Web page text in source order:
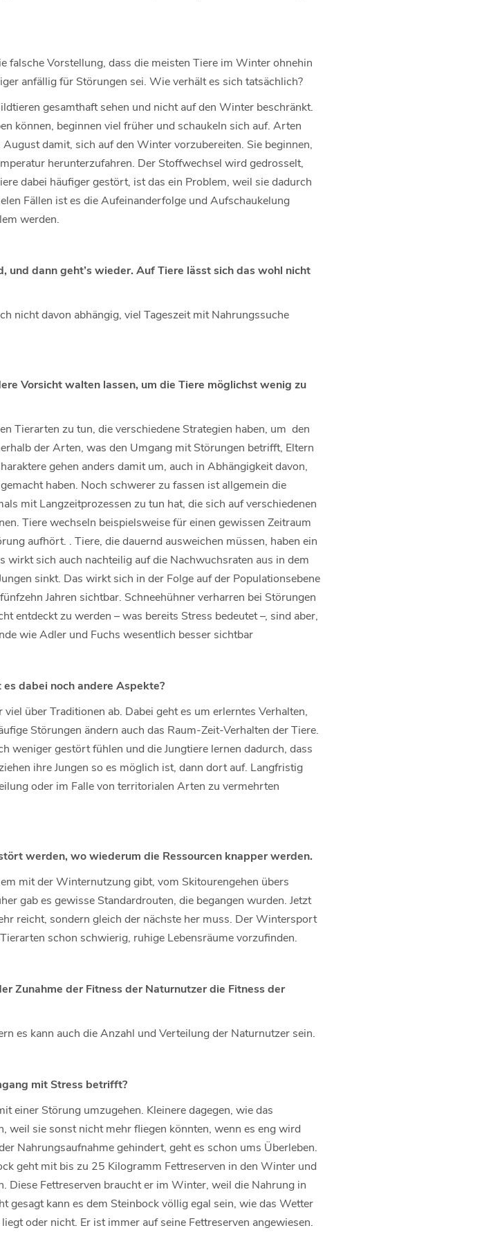
falsche Vorstellung, dass die meisten Tiere im Winter ohnehin
anfällig für Störungen sei. Wie verhält es sich tatsächlich?
gesamthaft sehen und nicht auf den Winter beschränkt.
können, beginnen viel früher und schaukeln sich auf. Arten
damit, sich auf den Winter vorzubereiten. Sie beginnen,
herunterzufahren. Der Stoffwechsel wird gedrosselt,
dabei häufiger gestört, ist das ein Problem, weil sie dadurch
Fällen ist es die Aufeinanderfolge und Aufschaukelung
werden.
dann geht’s wieder. Auf Tiere lässt sich das wohl nicht
nicht davon abhängig, viel Tageszeit mit Nahrungssuche
Vorsicht walten lassen, um die Tiere möglichst wenig zu
Tierarten zu tun, die verschiedene Strategien haben, um den
der Arten, was den Umgang mit Störungen betrifft, Eltern
gehen anders damit um, auch in Abhängigkeit davon,
haben. Noch schwerer zu fassen ist allgemein die
mit Langzeitprozessen zu tun hat, die sich auf verschiedenen
Tiere wechseln beispielsweise für einen gewissen Zeitraum
aufhört. . Tiere, die dauernd ausweichen müssen, haben ein
wirkt sich auch nachteilig auf die Nachwuchsraten aus in dem
sinkt. Das wirkt sich in der Folge auf der Populationsebene
Jahren sichtbar. Schneehühner verharren bei Störungen
entdeckt zu werden – was bereits Stress bedeutet –, sind aber,
wie Adler und Fuchs wesentlich besser sichtbar
dabei noch andere Aspekte?
über Traditionen ab. Dabei geht es um erlerntes Verhalten,
Störungen ändern auch das Raum-Zeit-Verhalten der Tiere.
weniger gestört fühlen und die Jungtiere lernen dadurch, dass
ihre Jungen so es möglich ist, dann dort auf. Langfristig
oder im Falle von territorialen Arten zu vermehrten
werden, wo wiederum die Ressourcen knapper werden.
mit der Winternutzung gibt, vom Skitourengehen übers
gab es gewisse Standardrouten, die begangen wurden. Jetzt
reicht, sondern gleich der nächste her muss. Der Wintersport
schon schwierig, ruhige Lebensräume vorzufinden.
Zunahme der Fitness der Naturnutzer die Fitness der
es kann auch die Anzahl und Verteilung der Naturnutzer sein.
mit Stress betrifft?
einer Störung umzugehen. Kleinere dagegen, wie das
weil sie sonst nicht mehr fliegen könnten, wenn es eng wird
Nahrungsaufnahme gehindert, geht es schon ums Überleben.
geht mit bis zu 25 Kilogramm Fettreserven in den Winter und
Diese Fettreserven braucht er im Winter, weil die Nahrung in
gesagt kann es dem Steinbock völlig egal sein, wie das Wetter
oder nicht. Er ist immer auf seine Fettreserven angewiesen.